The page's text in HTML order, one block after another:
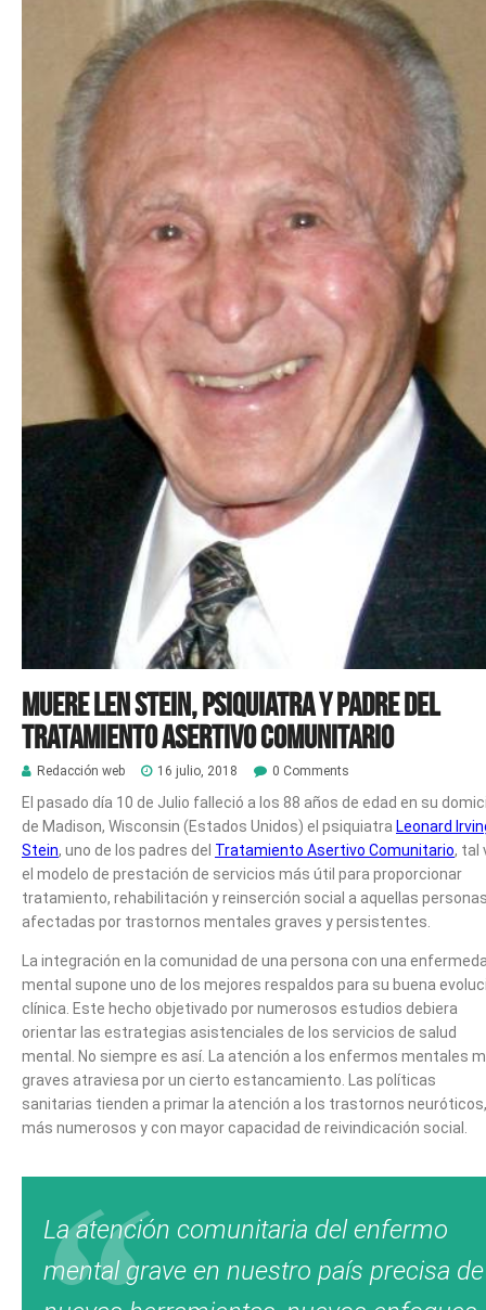
Muere Len Stein, psiquiatra y padre del
Tratamiento Asertivo Comunitario
Redacción web 16 julio, 2018 0 Comments
El pasado día 10 de Julio falleció a los 88 años de edad en su
de Madison, Wisconsin (Estados Unidos) el psiquiatra Leonard
Stein, uno de los padres del Tratamiento Asertivo Comunitario, tal
el modelo de prestación de servicios más útil para proporcionar
tratamiento, rehabilitación y reinserción social a aquellas
afectadas por trastornos mentales graves y persistentes.
La integración en la comunidad de una persona con una
mental supone uno de los mejores respaldos para su buena
clínica. Este hecho objetivado por numerosos estudios debiera
orientar las estrategias asistenciales de los servicios de salud
mental. No siempre es así. La atención a los enfermos mentales
graves atraviesa por un cierto estancamiento. Las políticas
sanitarias tienden a primar la atención a los trastornos neuróticos,
más numerosos y con mayor capacidad de reivindicación social.
La atención comunitaria del enfermo
mental grave en nuestro país precisa de